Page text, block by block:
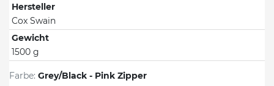
Hersteller
Cox Swain
Gewicht
1500 g
Farbe: Grey/Black - Pink Zipper